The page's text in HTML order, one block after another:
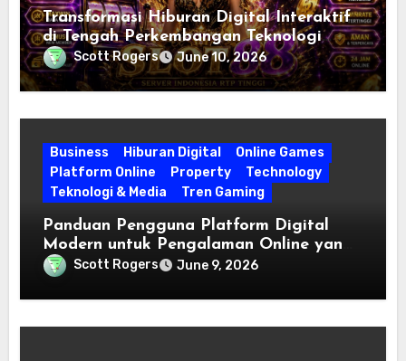
Transformasi Hiburan Digital Interaktif
di Tengah Perkembangan Teknologi
ModernScott Rogers June 10, 2026
Business Hiburan Digital
Online Games
Platform Online
Property
Technology
Teknologi & Media
Tren Gaming
Panduan Pengguna Platform Digital
Modern untuk Pengalaman Online yang
Lebih Efisien
Scott Rogers June 9, 2026